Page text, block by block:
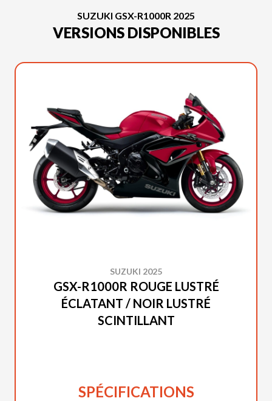
SUZUKI GSX-R1000R 2025
VERSIONS DISPONIBLES
SUZUKI 2025
GSX-R1000R ROUGE LUSTRÉ
ÉCLATANT / NOIR LUSTRÉ
SCINTILLANT
SPÉCIFICATIONS